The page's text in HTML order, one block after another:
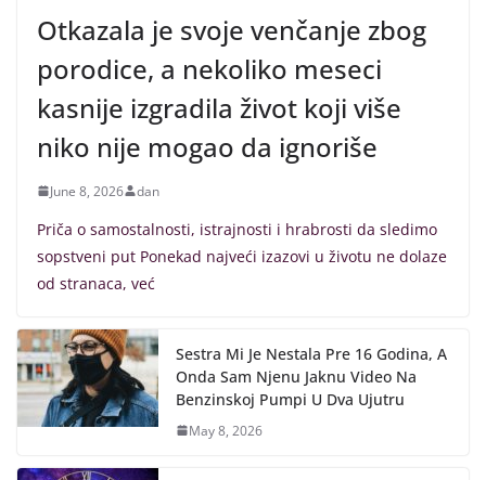
Otkazala je svoje venčanje zbog
porodice, a nekoliko meseci
kasnije izgradila život koji više
niko nije mogao da ignoriše
June 8, 2026 dan
Priča o samostalnosti, istrajnosti i hrabrosti da sledimo
sopstveni put Ponekad najveći izazovi u životu ne dolaze
od stranaca, već
Sestra Mi Je Nestala Pre 16 Godina, A
Onda Sam Njenu Jaknu Video Na
Benzinskoj Pumpi U Dva Ujutru
May 8, 2026